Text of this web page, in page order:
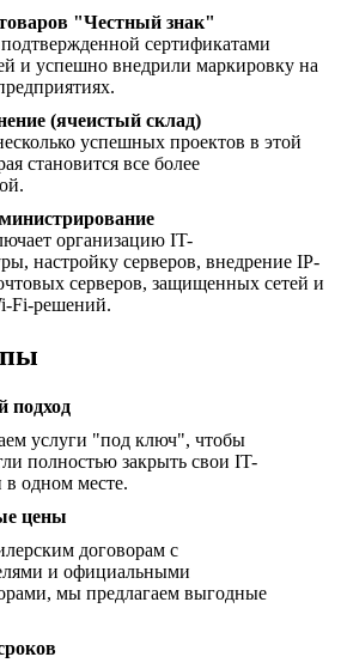
"Честный знак"
сертификатами
и успешно внедрили маркировку на
(ячеистый склад)
успешных проектов в этой
становится все более
организацию IT-
настройку серверов, внедрение IP-
серверов, защищенных сетей и
Fi-решений.
подход
услуги "под ключ", чтобы
полностью закрыть свои IT-
в одном месте.
цены
договорам с
и официальными
мы предлагаем выгодные